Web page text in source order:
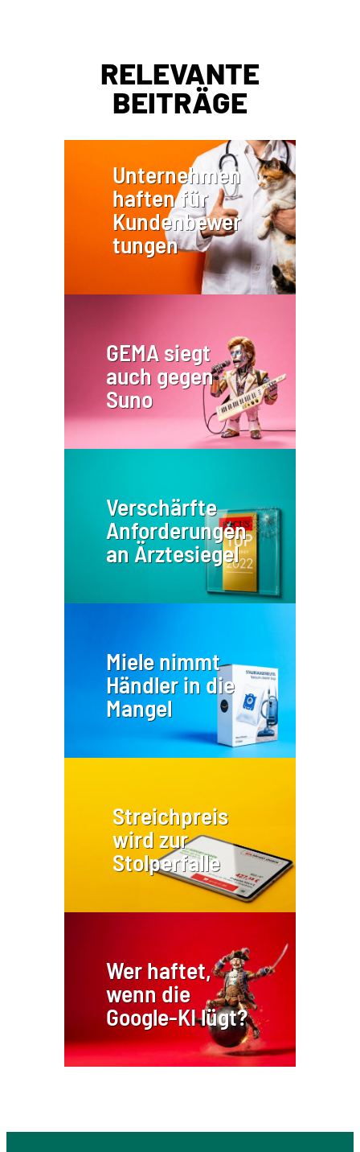
RELEVANTE
BEITRÄGE
Unternehmen
haften für
Kundenbewer
tungen
GEMA siegt
auch gegen
Suno
Verschärfte
Anforderungen
an Ärztesiegel
Miele nimmt
Händler in die
Mangel
Streichpreis
wird zur
Stolperfalle
Wer haftet,
wenn die
Google-KI lügt?